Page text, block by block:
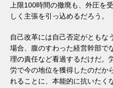
上限100時間の撤廃も、外圧を
しく主張を引っ込めるだろう。
自己改革には自己否定がともな
場合、腹のすわった経営幹部で
理の責任など看過するだけだ。
労で今の地位を獲得したのだか
れることに、本能的に抗いたく